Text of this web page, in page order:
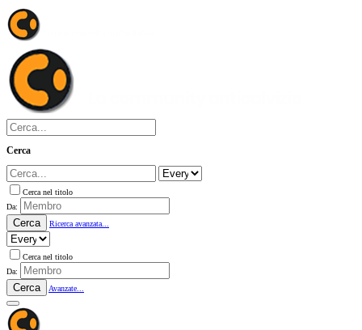
Cerca
Cerca nel titolo
Da:
Cerca Ricerca avanzata...
Cerca nel titolo
Da:
Cerca Avanzate...